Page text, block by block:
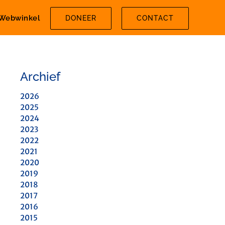
DONEER CONTACT
Archief
2026
2025
2024
2023
2022
2021
2020
2019
2018
2017
2016
2015